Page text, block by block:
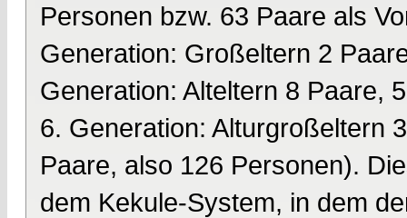
Personen bzw. 63 Paare als
Generation: Großeltern 2
Generation: Alteltern 8 Paare,
6. Generation: Alturgroßeltern
Paare, also 126 Personen).
dem Kekule-System, in dem